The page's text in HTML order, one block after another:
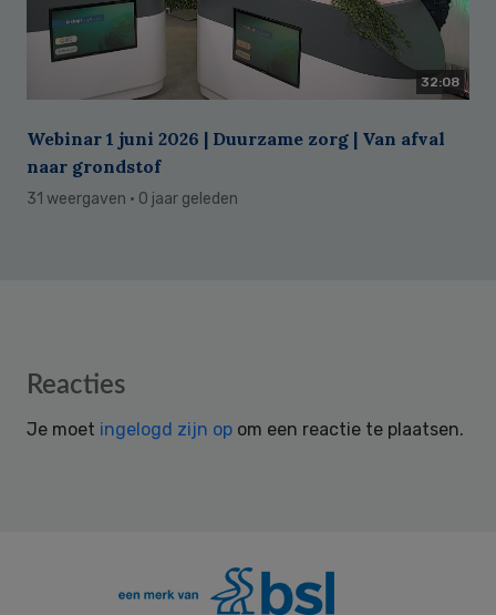
32:08
Webinar 1 juni 2026 | Duurzame zorg | Van afval
naar grondstof
31 weergaven · 0 jaar geleden
Reader
Reacties
Je moet ingelogd zijn op om een reactie te plaatsen.